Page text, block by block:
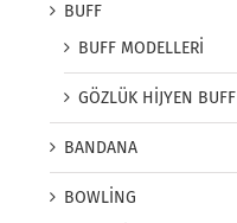
BUFF
BUFF MODELLERİ
GÖZLÜK HİJYEN BUFF
BANDANA
BOWLİNG